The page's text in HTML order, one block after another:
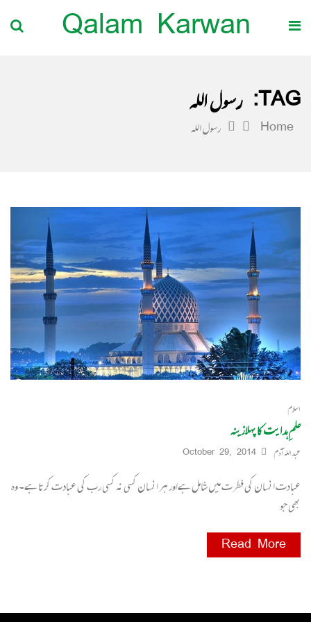
Qalam Karwan
TAG: رسول اللہ
Home رسول اللہ
اسلام
علمِ ہدایت کا پہلا زینہ
عبداللہ آدم October 29, 2014
عبادت انسان کی فطرت میں شامل ہےاور ہر انسان کسی نہ کسی رب کی عبادت کرتا ہے۔ وہ
بھی جو
Read More